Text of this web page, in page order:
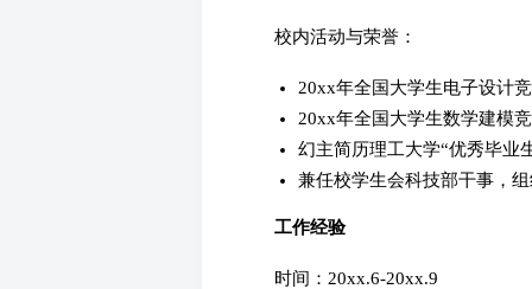
校内活动与荣誉：
20xx年全国大学生电子设计
20xx年全国大学生数学建模
幻主简历理工大学“优秀毕业
兼任校学生会科技部干事，
工作经验
时间：20xx.6-20xx.9